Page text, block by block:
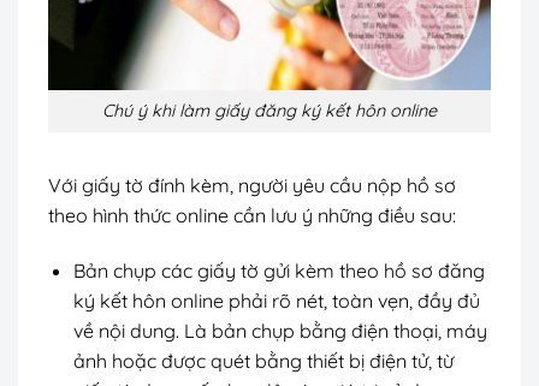
Chú ý khi làm giấy đăng ký kết hôn online
Với giấy tờ đính kèm, người yêu cầu nộp hồ sơ
theo hình thức online cần lưu ý những điều sau:
Bản chụp các giấy tờ gửi kèm theo hồ sơ đăng
ký kết hôn online phải rõ nét, toàn vẹn, đầy đủ
về nội dung. Là bản chụp bằng điện thoại, máy
ảnh hoặc được quét bằng thiết bị điện tử, từ